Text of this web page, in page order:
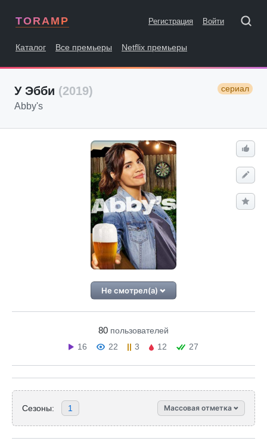
TORAMP Регистрация Войти
Каталог Все премьеры Netflix премьеры
У Эбби (2019) сериал
Abby's
Не смотрел(а)
80 пользователей
16
22 3 12 27
Сезоны: 1 Массовая отметка